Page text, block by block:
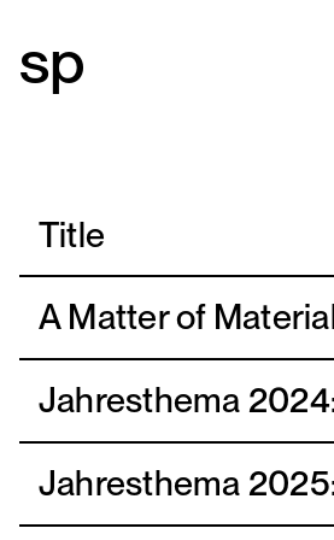
Title
A Matter of
Jahresthema
Jahresthema